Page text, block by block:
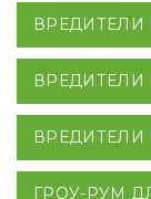
ВРЕДИТЕЛИ
ВРЕДИТЕЛИ
ВРЕДИТЕЛИ
ГРОУ-РУМ